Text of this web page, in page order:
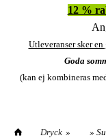
12 %
Utleveranser sker
Goda
(kan ej kombineras
Dryck »
»